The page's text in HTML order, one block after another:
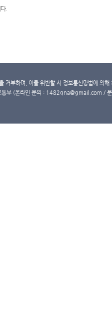
.
거부하며, 이를 위반할 시 정보통신망법에 의
통부 (온라인 문의 : 1482qna@gmail.com /